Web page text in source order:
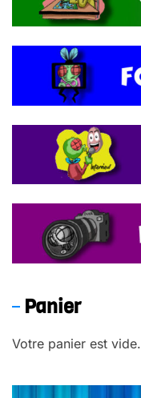
Panier
Votre panier est vide.